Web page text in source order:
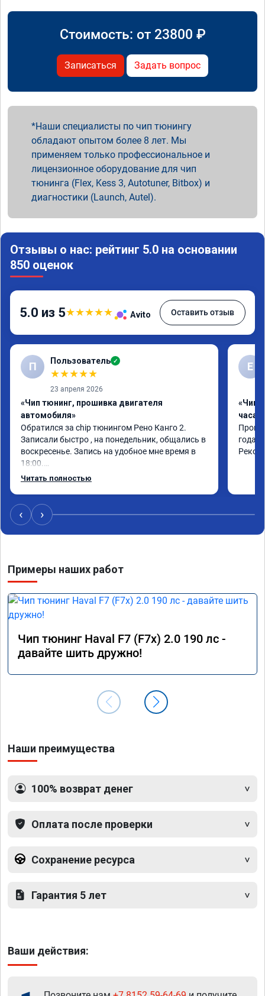
Стоимость: от 23800 ₽
Записаться Задать вопрос
Наши специалисты по чип тюнингу
обладают опытом более 8 лет. Мы
применяем только профессиональное и
лицензионное оборудование для чип
тюнинга (Flex, Kess 3, Autotuner, Bitbox) и
диагностики (Launch, Autel).
Отзывы о нас: рейтинг 5.0 на основании
850 оценок
5.0 из 5★★★★★ Avito Оставить отзыв
П Пользователь ✓
★★★★★
23 апреля 2026
«Чип тюнинг, прошивка двигателя
автомобиля»
Обратился за chip тюнингом Рено Канго 2.
Записали быстро , на понедельник, общались в
воскресенье. Запись на удобное мне время в
18:00.
Работу выполнили за 30 минут, качественно,
Читать полностью
Е
«Чип
часа»
года.
‹ ›
Примеры наших работ
Чип тюнинг Haval F7 (F7x) 2.0 190 лс -
давайте шить дружно!
Наши преимущества
100% возврат денег
Оплата после проверки
Сохранение ресурса
Гарантия 5 лет
Ваши действия: